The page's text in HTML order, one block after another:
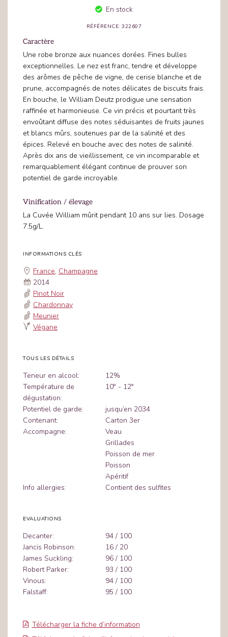
En stock
RÉFÉRENCE: 322607
Caractère
Une robe bronze aux nuances dorées. Fines bulles
exceptionnelles. Le nez est franc, tendre et développe
des arômes de pêche de vigne, de cerise blanche et de
prune, accompagnés de notes délicates de biscuits frais.
En bouche, le William Deutz prodigue une sensation
raffinée et harmonieuse. Ce vin précis et pourtant très
envoûtant diffuse des notes séduisantes de fruits jaunes
et blancs mûrs, soutenues par de la salinité et des
épices. Relevé en bouche avec des notes de salinité.
Après dix ans de vieillissement, ce vin incomparable et
remarquablement élégant continue de prouver son
potentiel de garde incroyable.
Vinification / élevage
La Cuvée William mûrit pendant 10 ans sur lies. Dosage
7.5g/L.
INFORMATIONS CLÉS
France, Champagne
2014
Pinot Noir
Chardonnay
Meunier
Végane
TOUS LES DÉTAILS
Teneur en alcool:
12%
Température de
dégustation:
10° - 12°
Potentiel de garde:
jusqu’en 2034
Contenant:
Carton 3er
Accompagne:
Veau
Grillades
Poisson de mer
Poisson
Apéritif
Info allergies:
Contient des sulfites
EVALUATIONS
Decanter:
94 / 100
Jancis Robinson:
16 / 20
James Suckling:
96 / 100
Robert Parker:
93 / 100
Vinous:
94 / 100
Falstaff:
95 / 100
Télécharger la fiche d’information